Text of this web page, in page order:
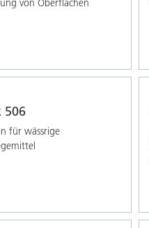
von Oberflächen
506
für wässrige